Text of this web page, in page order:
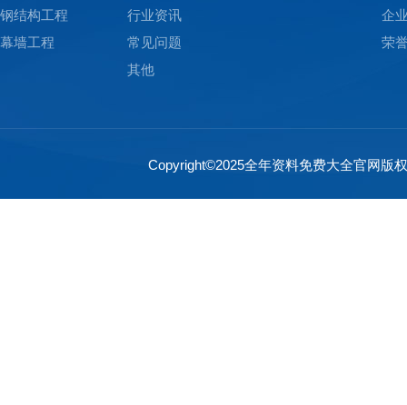
钢结构工程
幕墙工程
行业资讯
常见问题
其他
企
荣
Copyright©2025全年资料免费大全官网版